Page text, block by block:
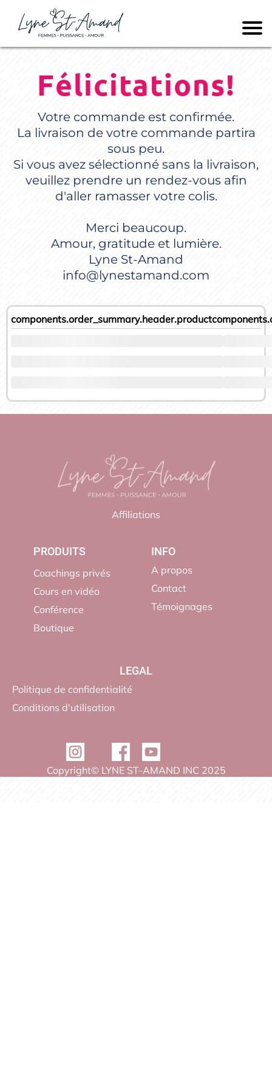
Félicitations!
Votre commande est confirmée.
La livraison de votre commande partira
sous peu.
Si vous avez sélectionné sans la livraison,
veuillez prendre un rendez-vous afin
d'aller ramasser votre colis.
Merci beaucoup.
Amour, gratitude et lumière.
Lyne St-Amand
info@lynestamand.com
components.order_summary.header.product
Affiliations
PRODUITS
Coachings privés
Cours en vidéo
Conférence
Boutique
INFO
A propos
Contact
Témoignages
LEGAL
Politique de confidentialité
Conditions d'utilisation
Copyright© LYNE ST-AMAND INC 2025